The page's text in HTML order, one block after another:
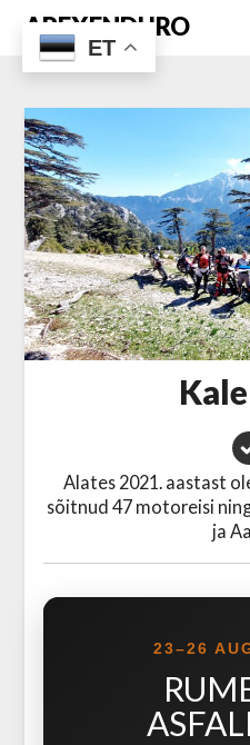
Skip
content
APEXENDURO
Alates 2021. aastast
sõitnud 47 motoreisi
ja
23–26
ET